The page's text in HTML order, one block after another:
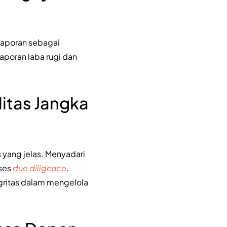
sebagai
laba rugi dan
Jangka
jelas. Menyadari
due diligence.
dalam mengelola